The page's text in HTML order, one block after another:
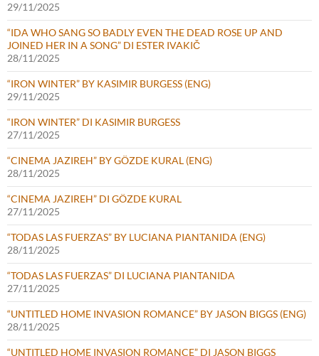
29/11/2025
“IDA WHO SANG SO BADLY EVEN THE DEAD ROSE UP AND
JOINED HER IN A SONG” DI ESTER IVAKIČ
28/11/2025
“IRON WINTER” BY KASIMIR BURGESS (ENG)
29/11/2025
“IRON WINTER” DI KASIMIR BURGESS
27/11/2025
“CINEMA JAZIREH” BY GÖZDE KURAL (ENG)
28/11/2025
“CINEMA JAZIREH” DI GÖZDE KURAL
27/11/2025
“TODAS LAS FUERZAS” BY LUCIANA PIANTANIDA (ENG)
28/11/2025
“TODAS LAS FUERZAS” DI LUCIANA PIANTANIDA
27/11/2025
“UNTITLED HOME INVASION ROMANCE” BY JASON BIGGS (ENG)
28/11/2025
“UNTITLED HOME INVASION ROMANCE” DI JASON BIGGS